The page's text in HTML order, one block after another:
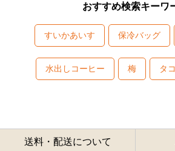
おすすめ検索キーワ
すいかあいす 保冷バッグ
水出しコーヒー 梅 タ
送料・配送について